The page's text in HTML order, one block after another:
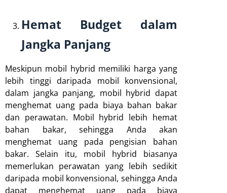
Hemat Budget dalam
Jangka Panjang
Meskipun mobil hybrid memiliki harga yang
lebih tinggi daripada mobil konvensional,
dalam jangka panjang, mobil hybrid dapat
menghemat uang pada biaya bahan bakar
dan perawatan. Mobil hybrid lebih hemat
bahan bakar, sehingga Anda akan
menghemat uang pada pengisian bahan
bakar. Selain itu, mobil hybrid biasanya
memerlukan perawatan yang lebih sedikit
daripada mobil konvensional, sehingga Anda
dapat menghemat uang pada biaya